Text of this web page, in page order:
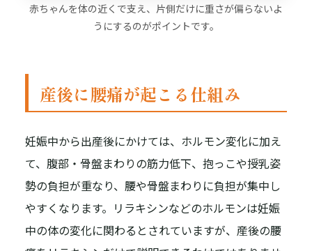
赤ちゃんを体の近くで支え、片側だけに重さが偏らないよ
うにするのがポイントです。
産後に腰痛が起こる仕組み
妊娠中から出産後にかけては、ホルモン変化に加え
て、腹部・骨盤まわりの筋力低下、抱っこや授乳姿
勢の負担が重なり、腰や骨盤まわりに負担が集中し
やすくなります。リラキシンなどのホルモンは妊娠
中の体の変化に関わるとされていますが、産後の腰